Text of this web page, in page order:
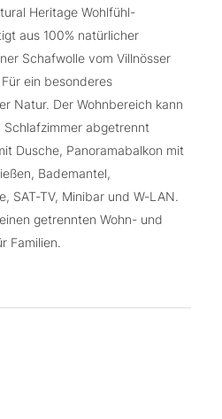
Heritage Wohlfühl-
aus 100% natürlicher
Schafwolle vom Villnösser
ein besonderes
Natur. Der Wohnbereich kann
abgetrennt
Dusche, Panoramabalkon mit
Bademantel,
SAT-TV, Minibar und W-LAN.
getrennten Wohn- und
Familien.